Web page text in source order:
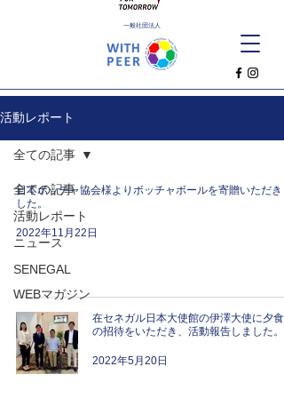
一般社団法人
活動レポート
全ての記事
活動レポート
ニュース
SENEGAL
WEBマガジン
全ての記事
日本ボッチャ協会様よりボッチャボールを寄贈いただき
した。
2022年11月22日
在セネガル日本大使館の伊澤大使に夕食
の招待をいただき、活動報告しました。
2022年5月20日